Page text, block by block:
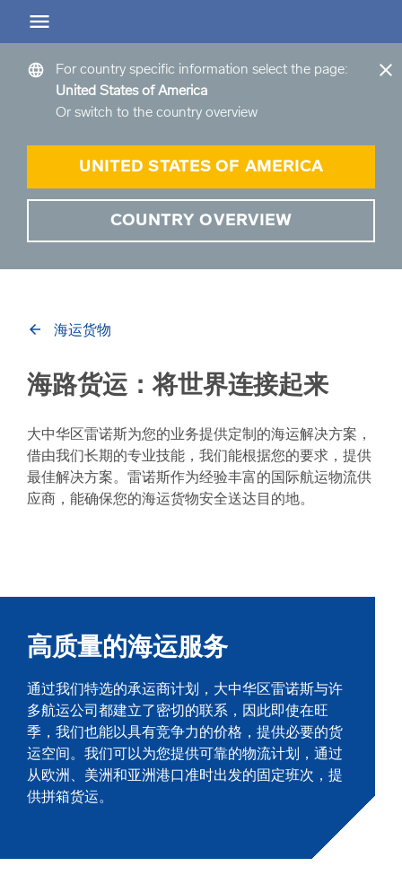
Back
仓储服务概览
仓储服务概览 Overview
Back
公路货运概览
公路货运概览
Back
空运概览
空运包机
绿色物流
Back
大陆桥运输概览
陆桥概览
大陆桥运输—FCL整箱运输
Back
项目运输物流方案
language
For country specific information select the page:
United States of America
Or switch to the country overview
UNITED STATES OF AMERICA
COUNTRY OVERVIEW
close
arrow_back 海运货物
海路货运：将世界连接起来
大中华区雷诺斯为您的业务提供定制的海运解决方案，
借由我们长期的专业技能，我们能根据您的要求，提供
最佳解决方案。雷诺斯作为经验丰富的国际航运物流供
应商，能确保您的海运货物安全送达目的地。
高质量的海运服务
通过我们特选的承运商计划，大中华区雷诺斯与许
多航运公司都建立了密切的联系，因此即使在旺
季，我们也能以具有竞争力的价格，提供必要的货
运空间。我们可以为您提供可靠的物流计划，通过
从欧洲、美洲和亚洲港口准时出发的固定班次，提
供拼箱货运。